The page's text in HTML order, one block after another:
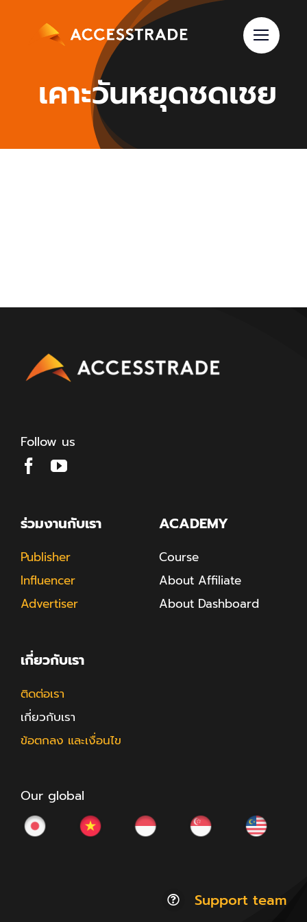
เคาะวันหยุดชดเชย
Follow us
ร่วมงานกับเรา
Publisher
Influencer
Advertiser
ACADEMY
Course
About Affiliate
About Dashboard
เกี่ยวกับเรา
ติดต่อเรา
เกี่ยวกับเรา
ข้อตกลง และเงื่อนไข
Our global
Support team